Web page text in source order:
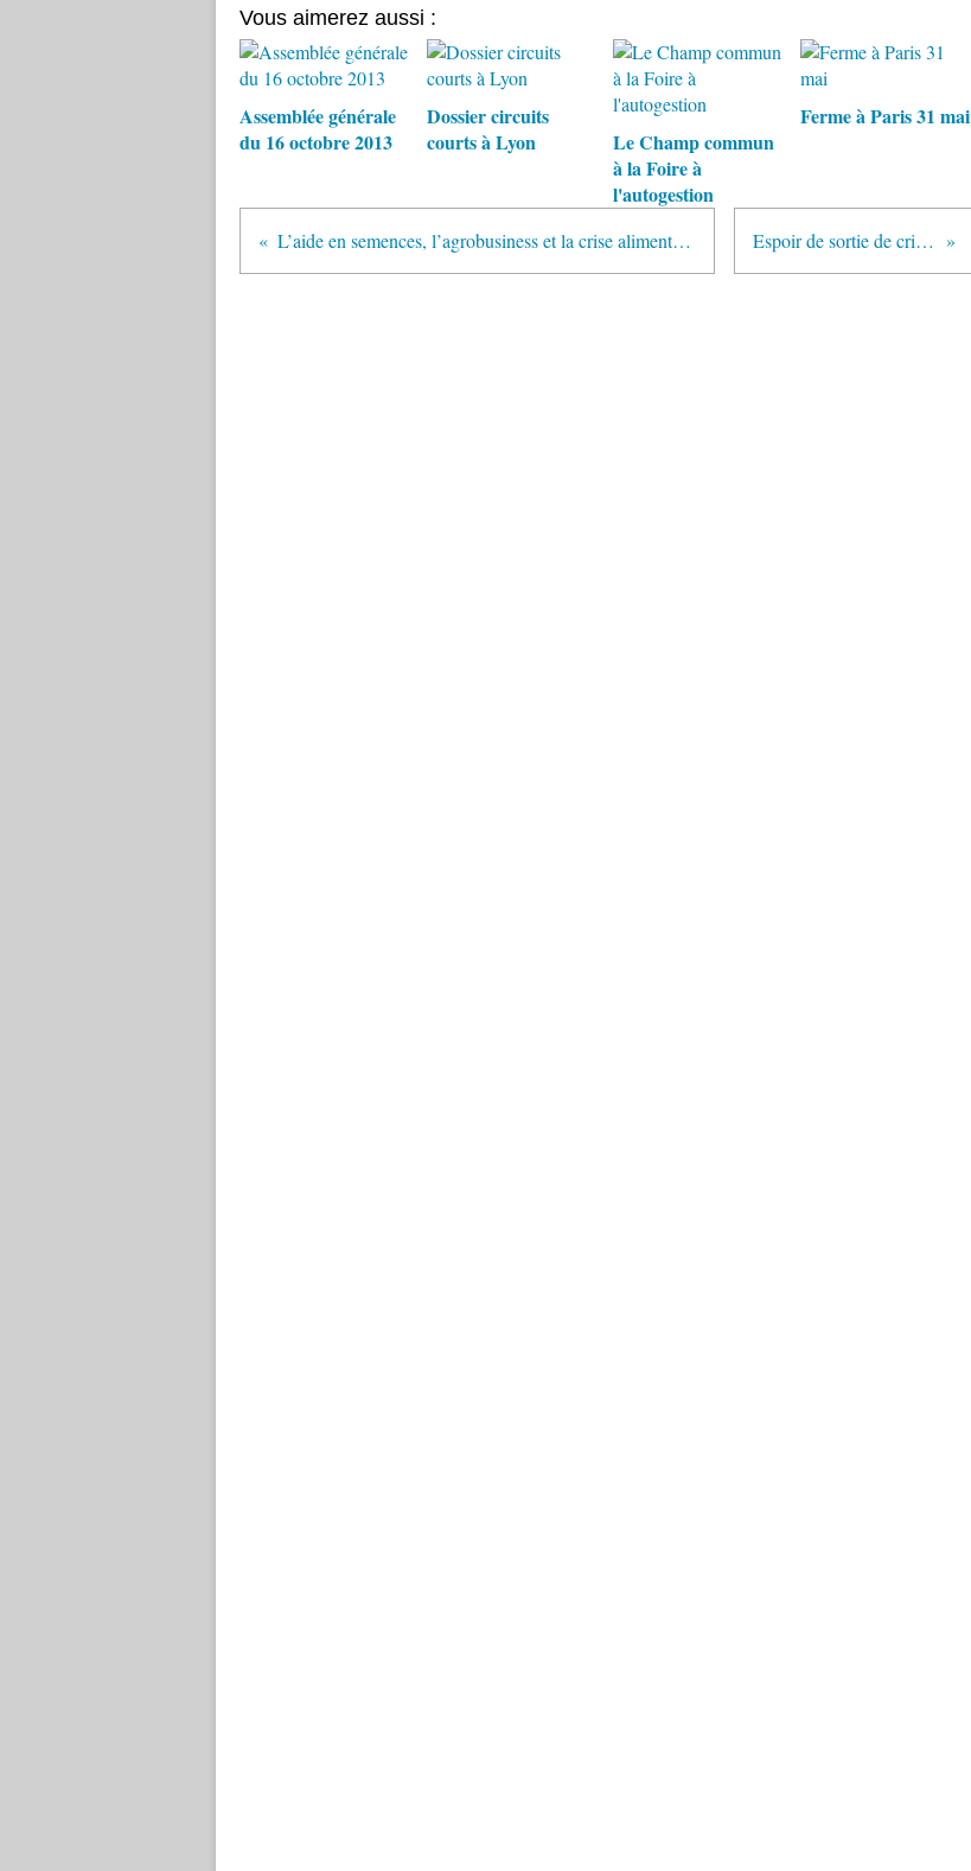
Vous aimerez aussi :
Assemblée générale
du 16 octobre 2013
Dossier circuits
courts à Lyon
Le Champ commun
à la Foire à
l'autogestion
Ferme à Paris 31 mai
L’aide en semences, l’agrobusiness et la crise alimentaire Espoir de sortie de crises